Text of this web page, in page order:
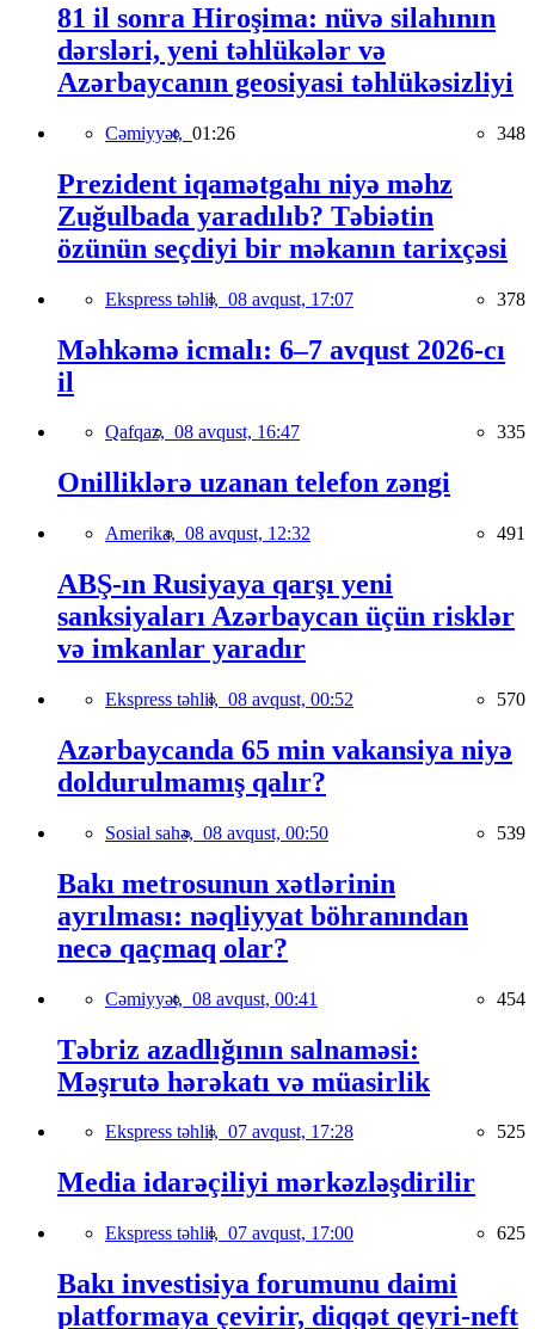
81 il sonra Hiroşima: nüvə silahının
dərsləri, yeni təhlükələr və
Azərbaycanın geosiyasi təhlükəsizliyi
Cəmiyyət, 01:26 348
Prezident iqamətgahı niyə məhz
Zuğulbada yaradılıb? Təbiətin
özünün seçdiyi bir məkanın tarixçəsi
Ekspress təhlil, 08 avqust, 17:07 378
Məhkəmə icmalı: 6–7 avqust 2026-cı
il
Qafqaz, 08 avqust, 16:47 335
Onilliklərə uzanan telefon zəngi
Amerika, 08 avqust, 12:32 491
ABŞ-ın Rusiyaya qarşı yeni
sanksiyaları Azərbaycan üçün risklər
və imkanlar yaradır
Ekspress təhlil, 08 avqust, 00:52 570
Azərbaycanda 65 min vakansiya niyə
doldurulmamış qalır?
Sosial sahə, 08 avqust, 00:50 539
Bakı metrosunun xətlərinin
ayrılması: nəqliyyat böhranından
necə qaçmaq olar?
Cəmiyyət, 08 avqust, 00:41 454
Təbriz azadlığının salnaməsi:
Məşrutə hərəkatı və müasirlik
Ekspress təhlil, 07 avqust, 17:28 525
Media idarəçiliyi mərkəzləşdirilir
Ekspress təhlil, 07 avqust, 17:00 625
Bakı investisiya forumunu daimi
platformaya çevirir, diqqət qeyri-neft